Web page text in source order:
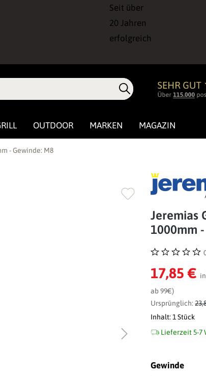
Seit über
20 Jahren
erfolgreich
OUTDOOR MARKEN MAGAZIN
- Gewinde: M8
Jeremias
1000mm
17,85 €
ab 99€)
Ursprünglich:
Inhalt:1 Stück
Lieferzeit 5-7
Gewinde